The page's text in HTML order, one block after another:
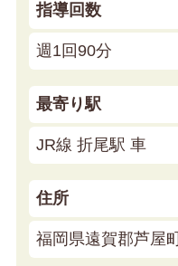
指導回数
週1回90分
最寄り駅
JR線 折尾駅 車
住所
福岡県遠賀郡芦屋